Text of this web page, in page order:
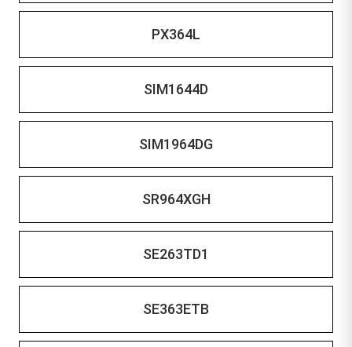
PX364L
SIM1644D
SIM1964DG
SR964XGH
SE263TD1
SE363ETB